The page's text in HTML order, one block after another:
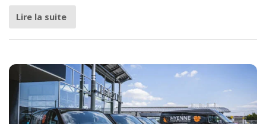
Lire la suite